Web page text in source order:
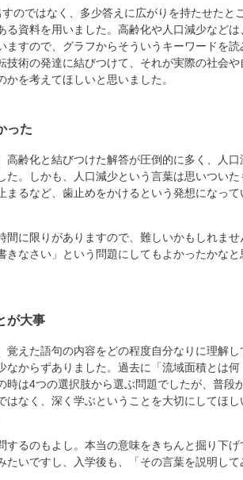
のではなく、多少答えに広がりを持たせたと
資料を用いました。高齢化や人口減少などは
ますので、グラフからそういうキーワードを読
技術の発達に結びつけて、それが実際の社会や
を考えてほしいと思いました。
った
齢化と結びつけた解答が圧倒的に多く、人口
た。しかも、人口減少という言葉は思いついた
まるなど、歯止めをかけるという発想になって
に限りがありますので、難しいかもしれませ
きなさい」という問題にしてもよかったかなと
が大事
えた語句の内容をどの程度自分なりに理解し
なからずありました。過去に「流域面積とは何
時は4つの選択肢から選ぶ問題でしたが、普段
はなく、深く学ぶということを大切にしてほし
するのもよし。本当の意味をきちんと掘り下げ
たいですし、入学後も、「その言葉を説明して